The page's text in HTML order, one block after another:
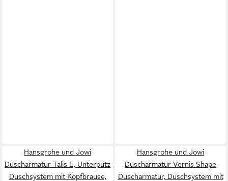
Hansgrohe und Jowi
Duscharmatur Talis E, Unterputz
Duschsystem mit Kopfbrause,
Hansgrohe und Jowi
Duscharmatur Vernis Shape
Duscharmatur, Duschsystem mit